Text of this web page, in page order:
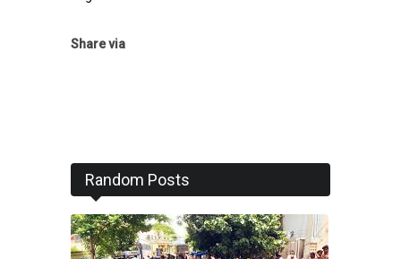
Share via
Random Posts